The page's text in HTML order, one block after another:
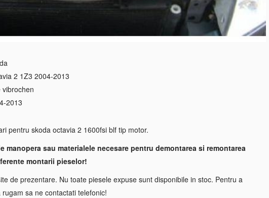
2 1Z3 2004-2013
vibrochen
2013
pentru skoda octavia 2 1600fsi blf tip motor.
manopera sau materialele necesare pentru demontarea si remontarea
montarii pieselor!
de prezentare. Nu toate piesele expuse sunt disponibile in stoc. Pentru a
sa ne contactati telefonic!